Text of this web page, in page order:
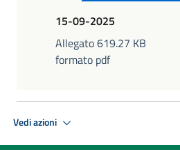
15-09-2025
Allegato 619.27 KB
formato pdf
Vedi azioni